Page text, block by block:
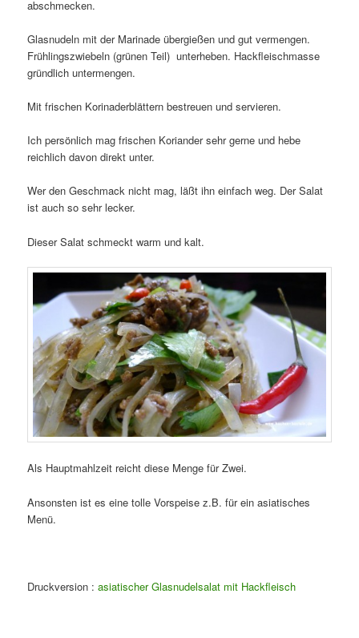
abschmecken.
Glasnudeln mit der Marinade übergießen und gut vermengen.
Frühlingszwiebeln (grünen Teil) unterheben. Hackfleischmasse
gründlich untermengen.
Mit frischen Korinaderblättern bestreuen und servieren.
Ich persönlich mag frischen Koriander sehr gerne und hebe
reichlich davon direkt unter.
Wer den Geschmack nicht mag, läßt ihn einfach weg. Der Salat
ist auch so sehr lecker.
Dieser Salat schmeckt warm und kalt.
Als Hauptmahlzeit reicht diese Menge für Zwei.
Ansonsten ist es eine tolle Vorspeise z.B. für ein asiatisches
Menü.
Druckversion :asiatischer Glasnudelsalat mit Hackfleisch